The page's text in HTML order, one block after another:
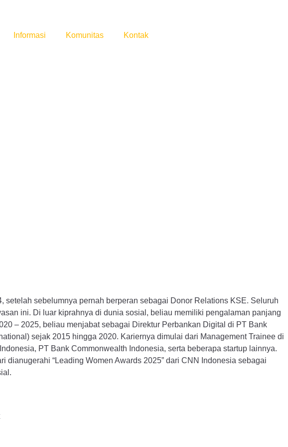
Informasi Komunitas Kontak
sebelumnya pernah berperan sebagai Donor Relations KSE. Seluruh
ini. Di luar kiprahnya di dunia sosial, beliau memiliki pengalaman panjang
– 2025, beliau menjabat sebagai Direktur Perbankan Digital di PT Bank
sejak 2015 hingga 2020. Kariernya dimulai dari Management Trainee di
PT Bank Commonwealth Indonesia, serta beberapa startup lainnya.
“Leading Women Awards 2025” dari CNN Indonesia sebagai